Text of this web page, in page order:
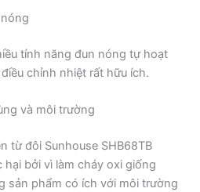
tính năng đun nóng tự hoạt
chỉnh nhiệt rất hữu ích.
và môi trường
từ đôi Sunhouse SHB68TB
bởi vì làm cháy oxi giống
sản phẩm có ích với môi trường